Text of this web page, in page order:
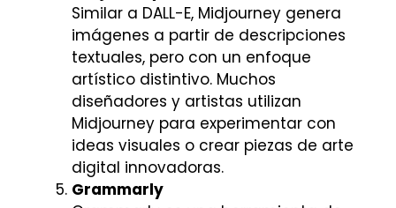
Similar a DALL-E, Midjourney genera
imágenes a partir de descripciones
textuales, pero con un enfoque
artístico distintivo. Muchos
diseñadores y artistas utilizan
Midjourney para experimentar con
ideas visuales o crear piezas de arte
digital innovadoras.
Grammarly